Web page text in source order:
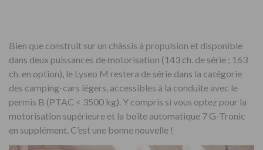
Bien que construit sur un châssis à propulsion et disponible
dans deux puissances de motorisation (143 ch. de série ; 163
ch. en option), le Lyseo M restera de série dans la catégorie
des camping-cars légers, accessibles à la conduite avec le
permis B (PTAC < 3500 kg). Y compris si vous optez pour la
motorisation supérieure et la boîte automatique 7 G-Tronic
en supplément. C’est une bonne nouvelle !